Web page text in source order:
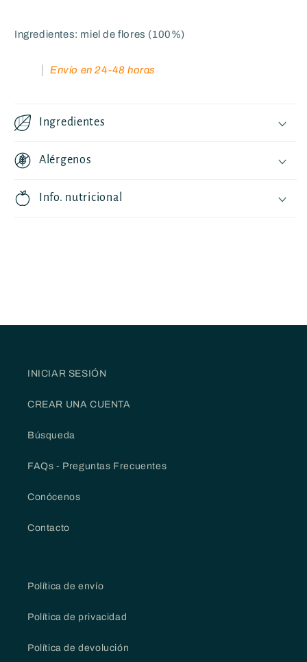
Ingredientes: miel de flores (100%)
Envío en 24-48 horas
Ingredientes
Alérgenos
Info. nutricional
INICIAR SESIÓN
CREAR UNA CUENTA
Búsqueda
FAQs - Preguntas Frecuentes
Conócenos
Contacto
Política de envío
Política de privacidad
Política de devolución